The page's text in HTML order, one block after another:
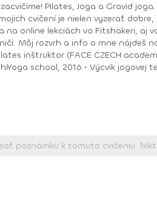
tela, silu aj ohybnosť, dýchanie a verím, že aj vzťah k
cvičení je nielen vyzerať
nájdeš na týchto stránkach: FB: www.facebook.com/flowandrea9 IG :
academy), Brno, 2013 • IYN certificate – Mindfulness Yoga Instructor (mesačný
júl 2017 • Gravid Yoga špecializácia, Akadémia Powerjoga Slovensko,